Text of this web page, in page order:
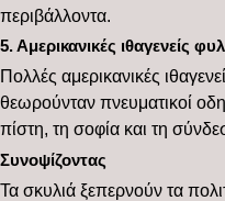
περιβάλλοντα.
5. Αμερικανικές ιθαγενείς
Πολλές αμερικανικές
θεωρούνταν πνευματικοί
πίστη, τη σοφία και τη
Συνοψίζοντας
Τα σκυλιά ξεπερνούν τα